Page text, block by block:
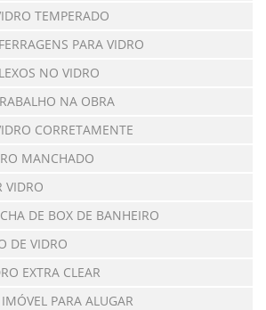
TEMPERADO
PARA VIDRO
NO VIDRO
NA OBRA
CORRETAMENTE
MANCHADO
VIDRO
DE BOX DE BANHEIRO
DE VIDRO
EXTRA CLEAR
PARA ALUGAR